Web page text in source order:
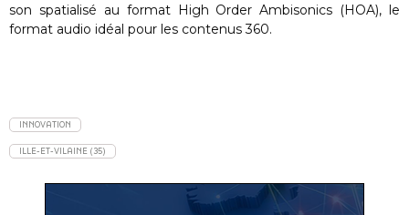
son spatialisé au format High Order Ambisonics (HOA), le
format audio idéal pour les contenus 360.
INNOVATION
ILLE-ET-VILAINE (35)